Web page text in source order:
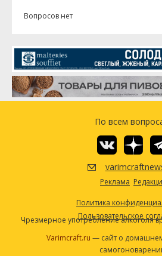
Вопросов нет
По всем
Реклама
Политика
Пользовательское
Чрезмерное употребление алкоголя
Varimcraft.ru — сайт о